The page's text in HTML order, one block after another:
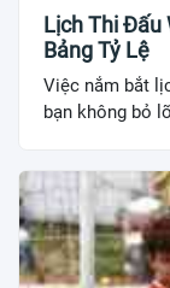
Lịch Thi Đấu
Bảng Tỷ Lệ
Việc nắm bắt
bạn không bỏ